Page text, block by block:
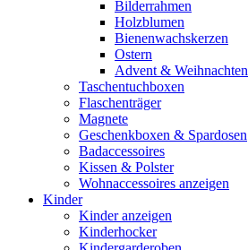
Bilderrahmen
Holzblumen
Bienenwachskerzen
Ostern
Advent & Weihnachten
Taschentuchboxen
Flaschenträger
Magnete
Geschenkboxen & Spardosen
Badaccessoires
Kissen & Polster
Wohnaccessoires anzeigen
Kinder
Kinder anzeigen
Kinderhocker